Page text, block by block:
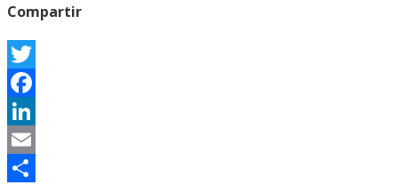
Compartir
Twitter
Facebook
LinkedIn
Email